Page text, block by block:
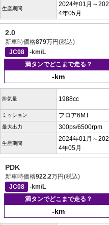
生産期間
2024年01月～202
4年05月
2.0
新車時価格879万円(税込)
JC08
-km/L
満タンでどこまで走る？
-km
排気量 1988cc
ミッション フロア6MT
最大出力 300ps/6500rpm
生産期間
2024年01月～202
4年05月
PDK
新車時価格922.2万円(税込)
JC08
-km/L
満タンでどこまで走る？
-km